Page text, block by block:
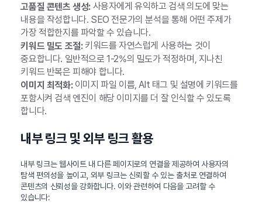
고품질 콘텐츠 생성:사용자에게 유익하고 검색 의도에 맞는
내용을 작성합니다. SEO 전문가의 분석을 통해 어떤 주제가
가장 적합한지를 파악할 수 있습니다.
키워드 밀도 조절:키워드를 자연스럽게 사용하는 것이
중요합니다. 일반적으로 1-2%의 밀도가 적정하며, 지나친
키워드 반복은 피해야 합니다.
이미지 최적화:이미지 파일 이름, Alt 태그 및 설명에 키워드를
포함시켜 검색 엔진이 해당 이미지를 더 잘 인식할 수 있도록
합니다.
내부 링크 및 외부 링크 활용
내부 링크는 웹사이트 내 다른 페이지로의 연결을 제공하여 사용자의
탐색 편의성을 높이고, 외부 링크는 신뢰할 수 있는 출처로 연결하여
콘텐츠의 신뢰성을 강화합니다. 이와 관련하여 다음을 고려할 수
있습니다: